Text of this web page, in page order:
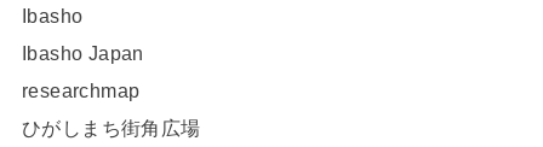
Ibasho
Ibasho Japan
researchmap
ひがしまち街角広場